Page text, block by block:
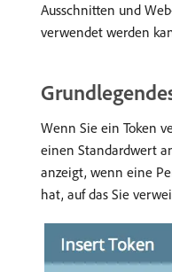
Ausschnitten und
verwendet werden
Wenn Sie ein Token
einen Standardwert
anzeigt, wenn eine
hat, auf das Sie